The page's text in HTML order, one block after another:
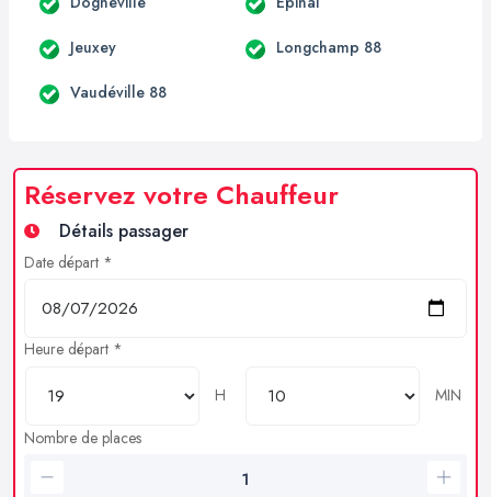
Jeuxey Longchamp 88
Vaudéville 88
Réservez votre Chauffeur
Détails passager
Date départ *
Heure départ *
H
MIN
Nombre de places